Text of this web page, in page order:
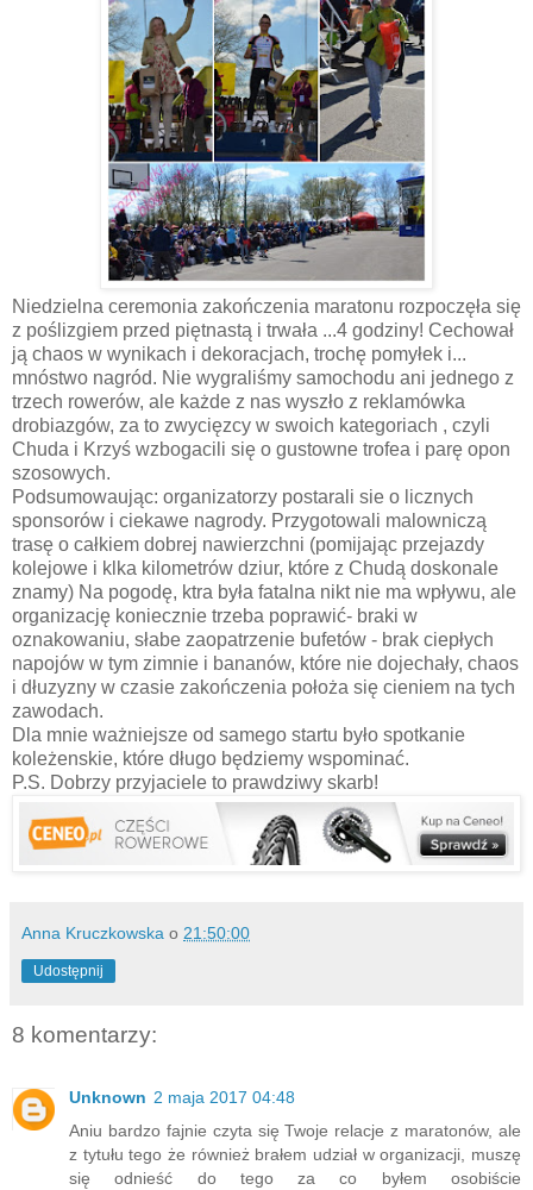
Niedzielna ceremonia zakończenia maratonu rozpoczęła się
z poślizgiem przed piętnastą i trwała ...4 godziny! Cechował
ją chaos w wynikach i dekoracjach, trochę pomyłek i...
mnóstwo nagród. Nie wygraliśmy samochodu ani jednego z
trzech rowerów, ale każde z nas wyszło z reklamówka
drobiazgów, za to zwycięzcy w swoich kategoriach , czyli
Chuda i Krzyś wzbogacili się o gustowne trofea i parę opon
szosowych.
Podsumowaując: organizatorzy postarali sie o licznych
sponsorów i ciekawe nagrody. Przygotowali malowniczą
trasę o całkiem dobrej nawierzchni (pomijając przejazdy
kolejowe i klka kilometrów dziur, które z Chudą doskonale
znamy) Na pogodę, ktra była fatalna nikt nie ma wpływu, ale
organizację koniecznie trzeba poprawić- braki w
oznakowaniu, słabe zaopatrzenie bufetów - brak ciepłych
napojów w tym zimnie i bananów, które nie dojechały, chaos
i dłuzyzny w czasie zakończenia położa się cieniem na tych
zawodach.
Dla mnie ważniejsze od samego startu było spotkanie
koleżenskie, które długo będziemy wspominać.
P.S. Dobrzy przyjaciele to prawdziwy skarb!
Anna Kruczkowska o 21:50:00
Udostępnij
8 komentarzy:
Unknown 2 maja 2017 04:48
Aniu bardzo fajnie czyta się Twoje relacje z maratonów, ale
z tytułu tego że również brałem udział w organizacji, muszę
się odnieść do tego za co byłem osobiście